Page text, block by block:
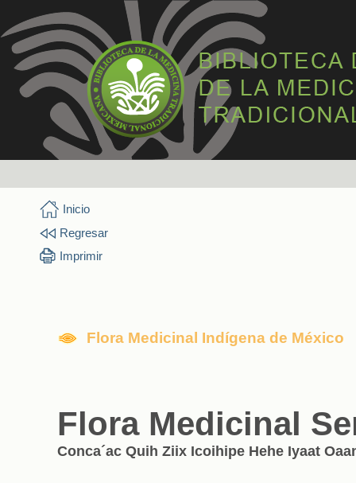
Inicio
Regresar
Imprimir
Flora Medicinal Indígena de México
Flora Medicinal
Conca´ac Quih Ziix Icoihipe Hehe Iyaat